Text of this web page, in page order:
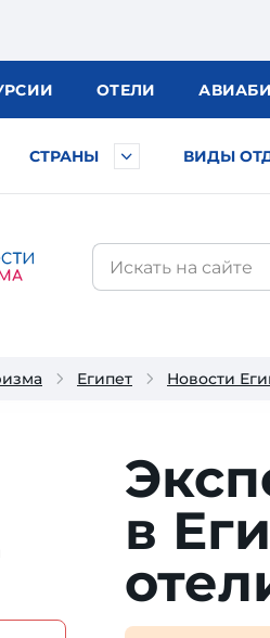
ОТЕЛИ АВИА
СТРАНЫ ВИДЫ
Египет Новости
в